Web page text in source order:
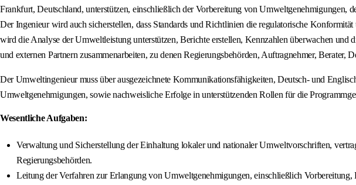
Frankfurt, Deutschland, unterstützen, einschließlich der Vorbereitung von
Der Ingenieur wird auch sicherstellen, dass Standards und Richtlinien die regulatorische
wird die Analyse der Umweltleistung unterstützen, Berichte erstellen, Kennzahlen überwachen
und externen Partnern zusammenarbeiten, zu denen Regierungsbehörden, Auftragnehmer, Berater,
Der Umweltingenieur muss über ausgezeichnete Kommunikationsfähigkeiten, Deutsch- und
Umweltgenehmigungen, sowie nachweisliche Erfolge in unterstützenden Rollen für die
Wesentliche Aufgaben:
Verwaltung und Sicherstellung der Einhaltung lokaler und nationaler Umweltvorschriften,
Regierungsbehörden.
Leitung der Verfahren zur Erlangung von Umweltgenehmigungen, einschließlich